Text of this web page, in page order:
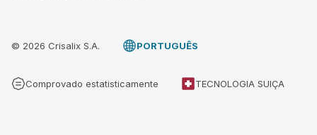
© 2026 Crisalix S.A. PORTUGUÊS
Comprovado estatisticamente TECNOLOGIA SUIÇA